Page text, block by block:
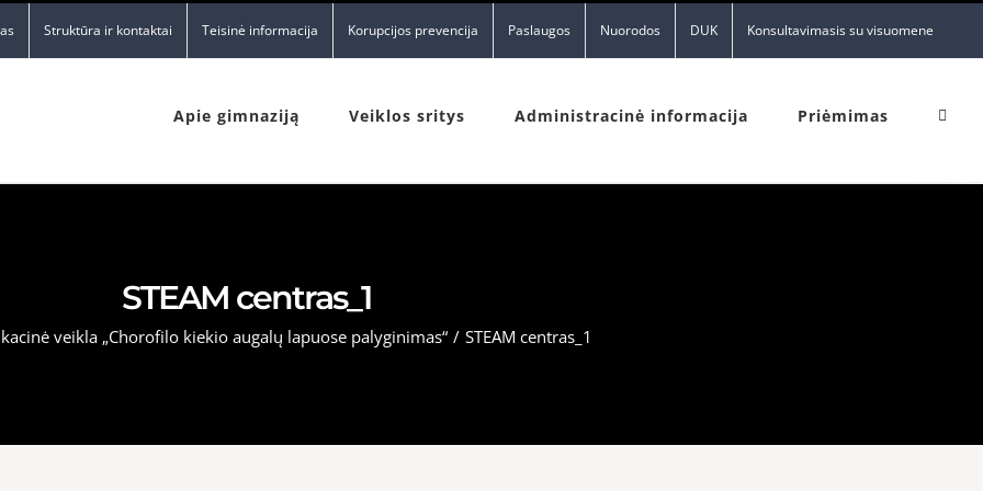
Struktūra ir kontaktai Teisinė informacija Korupcijos prevencija Paslaugos Nuorodos DUK Konsultavimasis su visuomene
Apie gimnaziją Veiklos sritys Administracinė informacija Priėmimas
STEAM centras_1
veikla „Chorofilo kiekio augalų lapuose palyginimas“ / STEAM centras_1